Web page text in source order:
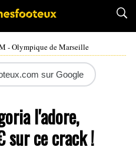
- Olympique de Marseille
sur Google
l'adore,
sur ce crack !